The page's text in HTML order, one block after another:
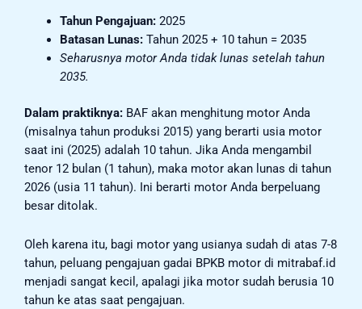
Tahun Pengajuan:2025
Batasan Lunas:Tahun 2025 + 10 tahun = 2035
Seharusnya motor Anda tidak lunas setelah tahun
2035.
Dalam praktiknya: BAF akan menghitung motor Anda
(misalnya tahun produksi 2015) yang berarti usia motor
saat ini (2025) adalah 10 tahun. Jika Anda mengambil
tenor 12 bulan (1 tahun), maka motor akan lunas di tahun
2026 (usia 11 tahun). Ini berarti motor Anda berpeluang
besar ditolak.
Oleh karena itu, bagi motor yang usianya sudah di atas 7-8
tahun, peluang pengajuan gadai BPKB motor di mitrabaf.id
menjadi sangat kecil, apalagi jika motor sudah berusia 10
tahun ke atas saat pengajuan.